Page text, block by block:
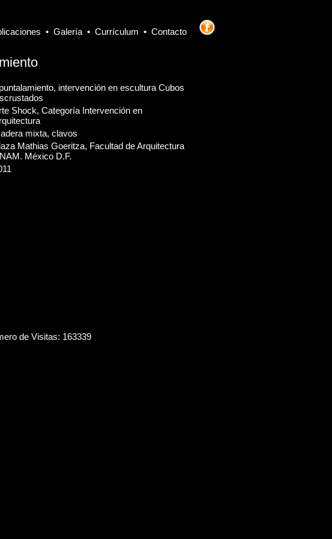
• Galería• Currículum • Contacto
intervención en escultura Cubos
Shock, Categoría Intervención en
mixta, clavos
Mathias Goeritza, Facultad de Arquitectura
México D.F.
de Visitas: 163339